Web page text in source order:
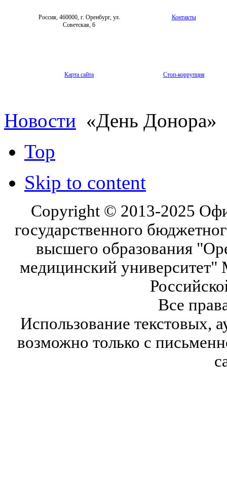
Россия, 460000, г. Оренбург, ул.
Советская, 6
Контакты
Карта сайта Стоп-коррупция
Новости «День Донора»
Top
Skip to content
Copyright © 2013-2025
государственного
высшего образования
медицинский университет"
Все
Использование текстовых,
возможно только с